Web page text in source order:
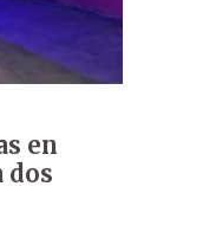
en
dos